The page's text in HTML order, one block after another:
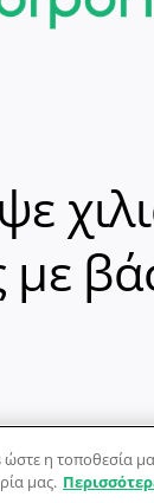
με
η τοποθεσία
μας.